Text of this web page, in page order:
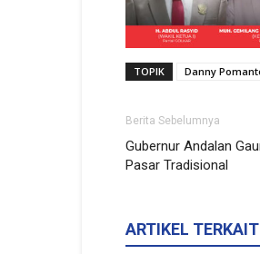
TOPIK Danny
Berita Sebelumnya
Gubernur Andalan
Pasar Tradisional
ARTIKEL TERKAIT